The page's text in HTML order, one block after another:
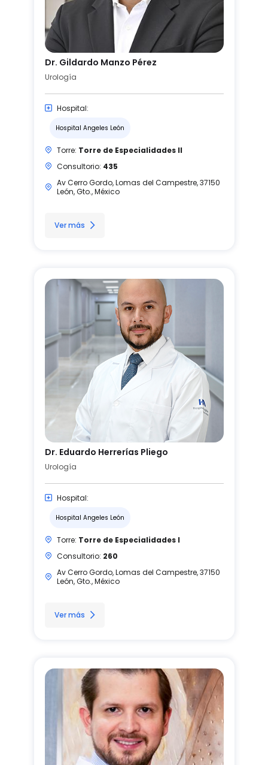
Dr. Gildardo Manzo Pérez
Urología
Hospital:
Hospital Angeles León
Torre: Torre de Especialidades II
Consultorio: 435
Av Cerro Gordo, Lomas del Campestre, 37150
León, Gto., México
Ver más
Dr. Eduardo Herrerías Pliego
Urología
Hospital:
Hospital Angeles León
Torre: Torre de Especialidades I
Consultorio: 260
Av Cerro Gordo, Lomas del Campestre, 37150
León, Gto., México
Ver más